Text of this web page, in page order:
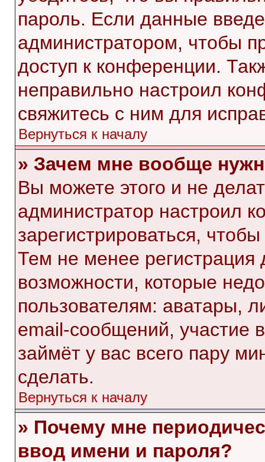
пароль. Если данные
администратором, чтобы
доступ к конференции.
неправильно настроил
свяжитесь с ним для
Вернуться к началу
» Зачем мне вообще
Вы можете этого и не
администратор настроил
зарегистрироваться,
Тем не менее
возможности, которые
пользователям: аватары,
email-сообщений, участие
займёт у вас всего пару
сделать.
Вернуться к началу
» Почему мне
ввод имени и пароля?